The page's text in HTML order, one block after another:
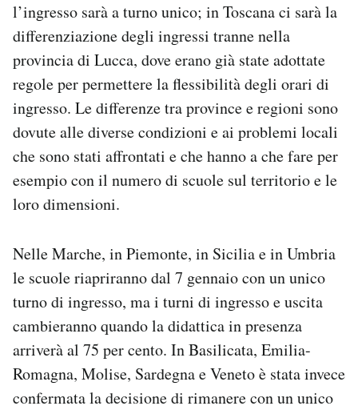
l’ingresso sarà a turno unico; in Toscana ci sarà la
differenziazione degli ingressi tranne nella
provincia di Lucca, dove erano già state adottate
regole per permettere la flessibilità degli orari di
ingresso. Le differenze tra province e regioni sono
dovute alle diverse condizioni e ai problemi locali
che sono stati affrontati e che hanno a che fare per
esempio con il numero di scuole sul territorio e le
loro dimensioni.
Nelle Marche, in Piemonte, in Sicilia e in Umbria
le scuole riapriranno dal 7 gennaio con un unico
turno di ingresso, ma i turni di ingresso e uscita
cambieranno quando la didattica in presenza
arriverà al 75 per cento. In Basilicata, Emilia-
Romagna, Molise, Sardegna e Veneto è stata invece
confermata la decisione di rimanere con un unico